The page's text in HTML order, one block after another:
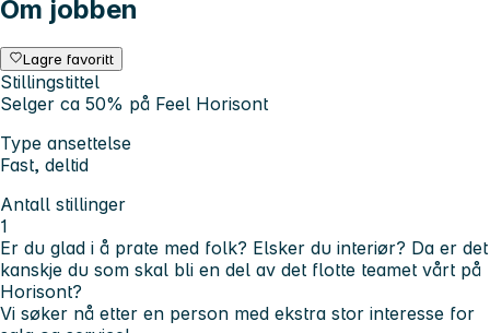
Om jobben
Lagre favoritt
Stillingstittel
Selger ca 50% på Feel Horisont
Type ansettelse
Fast, deltid
Antall stillinger
1
Er du glad i å prate med folk? Elsker du interiør? Da er det
kanskje du som skal bli en del av det flotte teamet vårt på
Horisont?
Vi søker nå etter en person med ekstra stor interesse for